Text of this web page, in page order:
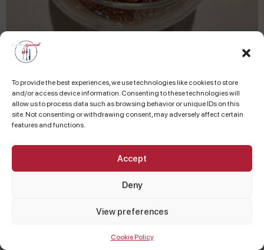
To provide the best experiences, we use technologies like cookies to store
and/or access device information. Consenting to these technologies will
allow us to process data such as browsing behavior or unique IDs on this
site. Not consenting or withdrawing consent, may adversely affect certain
features and functions.
Accept
Deny
View preferences
Cookie Policy